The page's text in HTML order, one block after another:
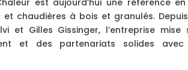
chaudières à bois et granulés.
et Gilles Gissinger, l’entreprise
et des partenariats solides avec